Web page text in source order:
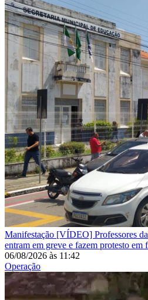
Manifestação [VÍDEO] Professores
entram em greve e fazem protesto em
06/08/2026 às 11:42
Operação